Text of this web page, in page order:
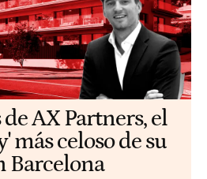
AX Partners, el
más celoso de su
Barcelona